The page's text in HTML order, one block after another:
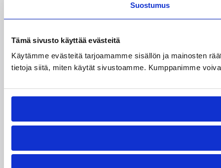
Suostumus
Tämä sivusto käyttää evästeitä
Käytämme evästeitä tarjoamamme sisällön ja mainosten
tietoja siitä, miten käytät sivustoamme. Kumppanimme